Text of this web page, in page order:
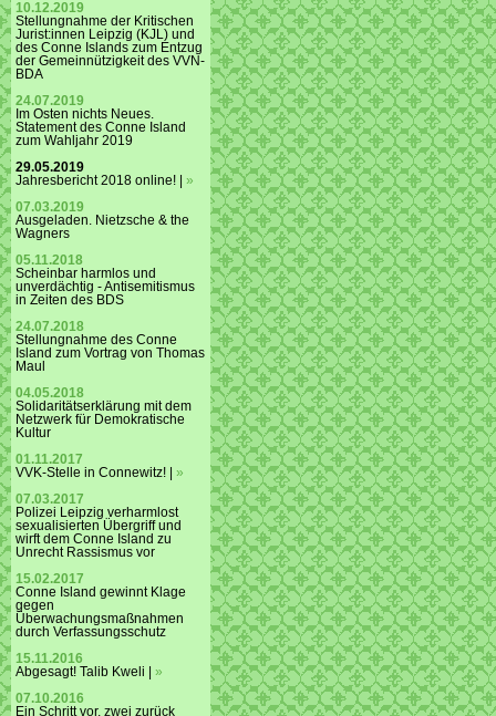
10.12.2019
Stellungnahme der Kritischen
Jurist:innen Leipzig (KJL) und
des Conne Islands zum Entzug
der Gemeinnützigkeit des VVN-
BDA
24.07.2019
Im Osten nichts Neues.
Statement des Conne Island
zum Wahljahr 2019
29.05.2019
Jahresbericht 2018 online! | »
07.03.2019
Ausgeladen. Nietzsche & the
Wagners
05.11.2018
Scheinbar harmlos und
unverdächtig - Antisemitismus
in Zeiten des BDS
24.07.2018
Stellungnahme des Conne
Island zum Vortrag von Thomas
Maul
04.05.2018
Solidaritätserklärung mit dem
Netzwerk für Demokratische
Kultur
01.11.2017
VVK-Stelle in Connewitz! | »
07.03.2017
Polizei Leipzig verharmlost
sexualisierten Übergriff und
wirft dem Conne Island zu
Unrecht Rassismus vor
15.02.2017
Conne Island gewinnt Klage
gegen
Überwachungsmaßnahmen
durch Verfassungsschutz
15.11.2016
Abgesagt! Talib Kweli | »
07.10.2016
Ein Schritt vor, zwei zurück